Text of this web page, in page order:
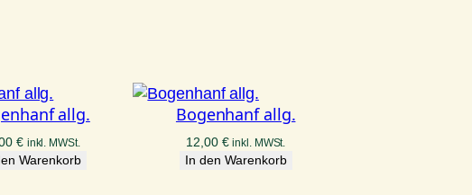
allg.
€ inkl. MWSt.
Warenkorb
Bogenhanf allg.
12,00 € inkl. MWSt.
In den Warenkorb